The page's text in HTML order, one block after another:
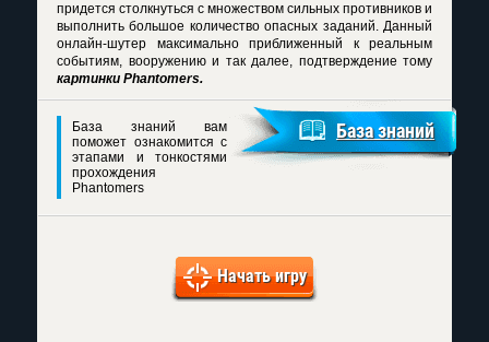
придется столкнуться с множеством сильных противников и
выполнить большое количество опасных заданий. Данный
онлайн-шутер максимально приближенный к реальным
событиям, вооружению и так далее, подтверждение тому
картинки Phantomers.
База знаний вам
поможет ознакомится с
этапами и тонкостями
прохождения
Phantomers
База знаний
Начать игру